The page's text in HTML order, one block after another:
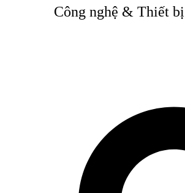
Công nghệ & Thiết bị